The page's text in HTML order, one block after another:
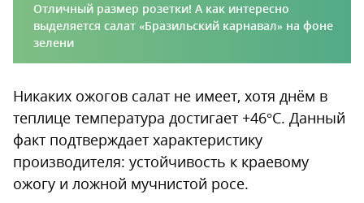
Отличный размер розетки! А как интересно
выделяется салат «Бразильский карнавал» на фоне
зелени
Никаких ожогов салат не имеет, хотя днём в
теплице температура достигает +46°C. Данный
факт подтверждает характеристику
производителя: устойчивость к краевому
ожогу и ложной мучнистой росе.